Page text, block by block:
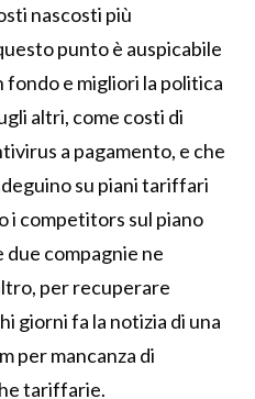
nascosti più
punto è auspicabile
fondo e migliori la politica
altri, come costi di
a pagamento, e che
su piani tariffari
i competitors sul piano
compagnie ne
per recuperare
giorni fa la notizia di una
per mancanza di
tariffarie.